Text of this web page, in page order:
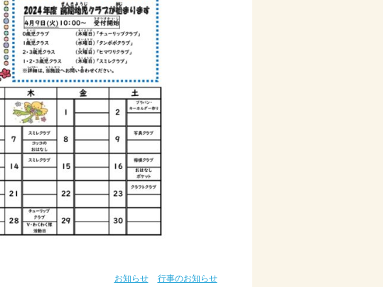
お知らせ 行事のお知らせ